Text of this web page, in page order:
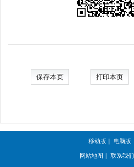
保存本页 打印本页
移动版 ｜ 电脑版
网站地图 ｜ 联系我们